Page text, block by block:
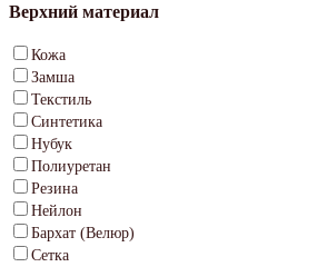
Верхний материал
Кожа
Замша
Текстиль
Синтетика
Нубук
Полиуретан
Резина
Нейлон
Бархат (Велюр)
Сетка